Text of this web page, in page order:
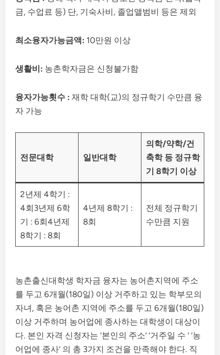
금, 수업료 등) 단, 기숙사비, 졸업앨범비 등은 제외
최소융자가능금액: 10만원 이상
생활비: 농촌학자금은 신청불가함
융자가능횟수 : 재학 대학(교)의 정규학기 수만큼 융
자 가능
전문대학 일반대학
의학/약학/건
축학 등 정규학
기 8학기 이상
2년제 4학기 :
4회3년제 6학
기 : 6회4년제
8학기 : 8회
4년제 8학기 :
8회
전체 정규학기
수만큼 지원
​농촌출신대학생 학자금 융자는 농어촌지역에 주소
를 두고 6개월(180일) 이상 거주하고 있는 학부모의
자녀, 혹은 농어촌 지역에 주소를 두고 6개월(180일)
이상 거주하며 농어업에 종사하는 대학생이 대상이
다. 본인 자격 신청자는 ‘본인의 주소’ ‘거주일 수 ‘ ‘농
어업에 종사’ 의 총 3가지 조건을 만족해야 한다. 직